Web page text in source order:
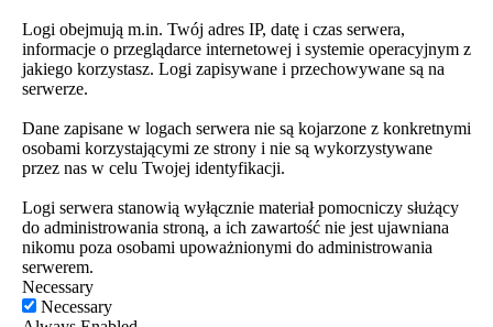
Logi obejmują m.in. Twój adres IP, datę i czas serwera,
informacje o przeglądarce internetowej i systemie operacyjnym z
jakiego korzystasz. Logi zapisywane i przechowywane są na
serwerze.
Dane zapisane w logach serwera nie są kojarzone z konkretnymi
osobami korzystającymi ze strony i nie są wykorzystywane
przez nas w celu Twojej identyfikacji.
Logi serwera stanowią wyłącznie materiał pomocniczy służący
do administrowania stroną, a ich zawartość nie jest ujawniana
nikomu poza osobami upoważnionymi do administrowania
serwerem.
Necessary
Necessary